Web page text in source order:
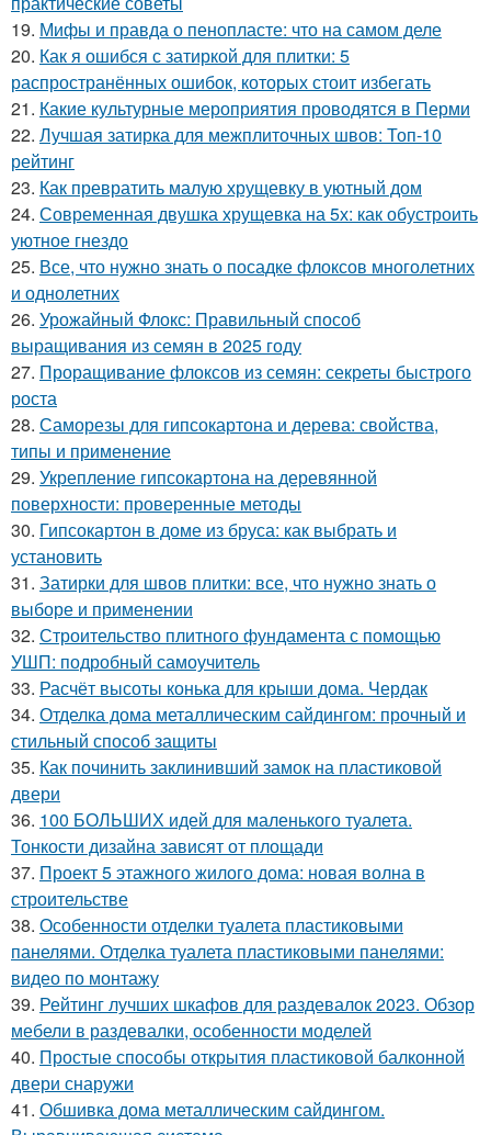
19. Мифы и правда о пенопласте: что на самом деле
20. Как я ошибся с затиркой для плитки: 5
распространённых ошибок, которых стоит избегать
21. Какие культурные мероприятия проводятся в Перми
22. Лучшая затирка для межплиточных швов: Топ-10
рейтинг
23. Как превратить малую хрущевку в уютный дом
24. Современная двушка хрущевка на 5х: как обустроить
уютное гнездо
25. Все, что нужно знать о посадке флоксов многолетних
и однолетних
26. Урожайный Флокс: Правильный способ
выращивания из семян в 2025 году
27. Проращивание флоксов из семян: секреты быстрого
роста
28. Саморезы для гипсокартона и дерева: свойства,
типы и применение
29. Укрепление гипсокартона на деревянной
поверхности: проверенные методы
30. Гипсокартон в доме из бруса: как выбрать и
установить
31. Затирки для швов плитки: все, что нужно знать о
выборе и применении
32. Строительство плитного фундамента с помощью
УШП: подробный самоучитель
33. Расчёт высоты конька для крыши дома. Чердак
34. Отделка дома металлическим сайдингом: прочный и
стильный способ защиты
35. Как починить заклинивший замок на пластиковой
двери
36. 100 БОЛЬШИХ идей для маленького туалета.
Тонкости дизайна зависят от площади
37. Проект 5 этажного жилого дома: новая волна в
строительстве
38. Особенности отделки туалета пластиковыми
панелями. Отделка туалета пластиковыми панелями:
видео по монтажу
39. Рейтинг лучших шкафов для раздевалок 2023. Обзор
мебели в раздевалки, особенности моделей
40. Простые способы открытия пластиковой балконной
двери снаружи
41. Обшивка дома металлическим сайдингом.